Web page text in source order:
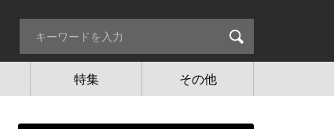
特集 その他